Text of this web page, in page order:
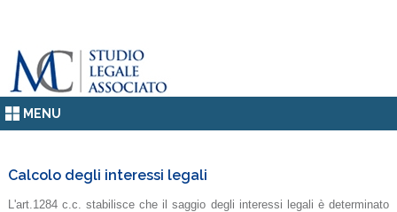
MENU
Calcolo degli interessi legali
L'art.1284 c.c. stabilisce che il saggio degli interessi legali è determinato